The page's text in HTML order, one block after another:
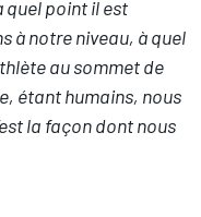
quel point il est
à notre niveau, à quel
au sommet de
étant humains, nous
la façon dont nous